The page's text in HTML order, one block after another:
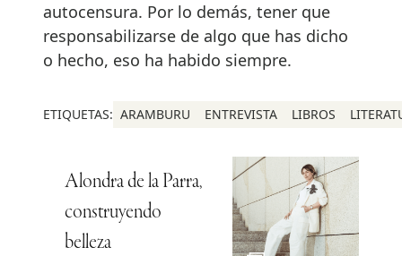
autocensura. Por lo demás, tener que
responsabilizarse de algo que has dicho
o hecho, eso ha habido siempre.
ETIQUETAS: ARAMBURU ENTREVISTA LIBROS
Alondra de la Parra,
construyendo
belleza